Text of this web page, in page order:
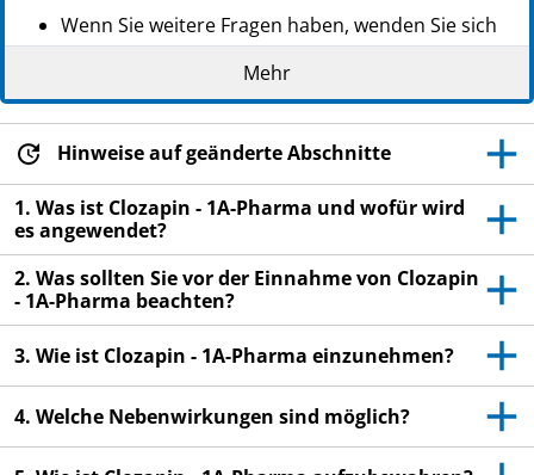
Wenn Sie weitere Fragen haben, wenden Sie sich
an Ihren Arzt oder Apotheker.
Dieses Arzneimittel wurde Ihnen persönlich
verschrieben. Geben Sie es nicht an Dritte weiter.
Es kann anderen Menschen schaden, auch wenn
diese die gleichen Beschwerden haben wie Sie.
Wenn Sie Nebenwirkungen bemerken, wenden Sie
sich an Ihren Arzt oder Apotheker. Dies gilt auch
für Nebenwirkungen, die nicht in dieser
Packungsbeilage angegeben sind. Siehe
Mehr
Hinweise auf geänderte Abschnitte
1. Was ist Clozapin - 1A-Pharma und wofür wird
es angewendet?
2. Was sollten Sie vor der Einnahme von Clozapin
- 1A-Pharma beachten?
3. Wie ist Clozapin - 1A-Pharma einzunehmen?
4. Welche Nebenwirkungen sind möglich?